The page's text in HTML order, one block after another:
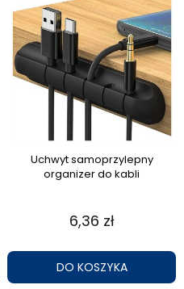
Uchwyt samoprzylepny
organizer do kabli
6,36 zł
DO KOSZYKA